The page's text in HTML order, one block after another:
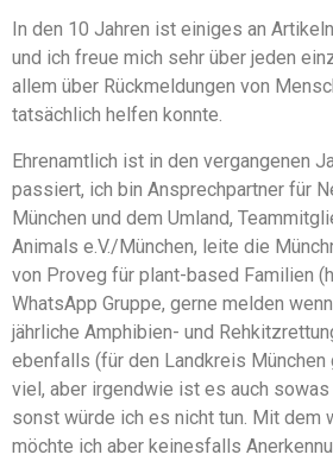
In den 10 Jahren ist einiges an
und ich freue mich sehr über jeden
allem über Rückmeldungen von
tatsächlich helfen konnte.
Ehrenamtlich ist in den vergangenen
passiert, ich bin Ansprechpartner für
München und dem Umland,
Animals e.V./München, leite die
von Proveg für plant-based Familien
WhatsApp Gruppe, gerne melden
jährliche Amphibien- und
ebenfalls (für den Landkreis München
viel, aber irgendwie ist es auch
sonst würde ich es nicht tun. Mit dem
möchte ich aber keinesfalls